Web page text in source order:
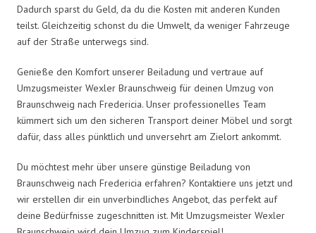
Dadurch sparst du Geld, da du die Kosten mit anderen Kunden
teilst. Gleichzeitig schonst du die Umwelt, da weniger Fahrzeuge
auf der Straße unterwegs sind.
Genieße den Komfort unserer Beiladung und vertraue auf
Umzugsmeister Wexler Braunschweig für deinen Umzug von
Braunschweig nach Fredericia. Unser professionelles Team
kümmert sich um den sicheren Transport deiner Möbel und sorgt
dafür, dass alles pünktlich und unversehrt am Zielort ankommt.
Du möchtest mehr über unsere günstige Beiladung von
Braunschweig nach Fredericia erfahren? Kontaktiere uns jetzt und
wir erstellen dir ein unverbindliches Angebot, das perfekt auf
deine Bedürfnisse zugeschnitten ist. Mit Umzugsmeister Wexler